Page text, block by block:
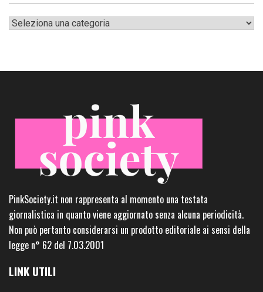
Categorie
PinkSociety.it non rappresenta al momento una testata
giornalistica in quanto viene aggiornato senza alcuna periodicità.
Non può pertanto considerarsi un prodotto editoriale ai sensi della
legge n° 62 del 7.03.2001
LINK UTILI